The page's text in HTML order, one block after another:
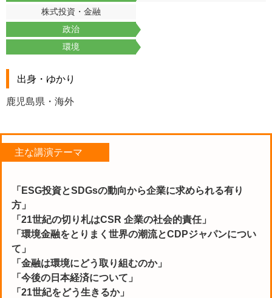
株式投資・金融
政治
環境
出身・ゆかり
鹿児島県・海外
主な講演テーマ
「ESG投資とSDGsの動向から企業に求められる有り
方」
「21世紀の切り札はCSR 企業の社会的責任」
「環境金融をとりまく世界の潮流とCDPジャパンについ
て」
「金融は環境にどう取り組むのか」
「今後の日本経済について」
「21世紀をどう生きるか」